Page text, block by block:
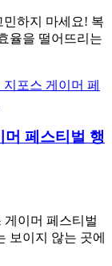
민하지 마세요! 복
율을 떨어뜨리는
머 페스티벌 행
게이머 페스티벌
보이지 않는 곳에